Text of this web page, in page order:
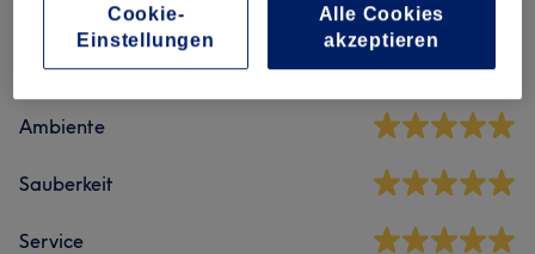
4,9 1019 Bewertungen
Ambiente
Sauberkeit
Service
Cookie-
Einstellungen
Alle Cookies
akzeptieren